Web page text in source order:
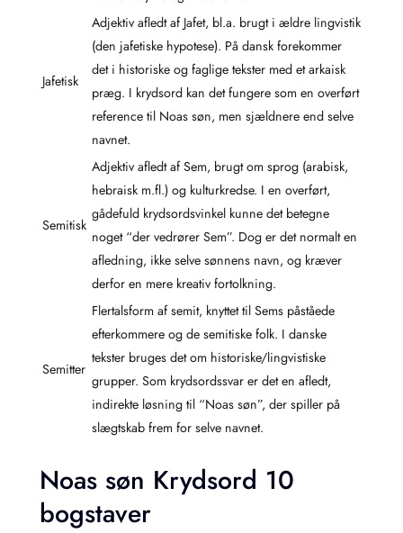
Jafetisk
Adjektiv afledt af Jafet, bl.a. brugt i ældre lingvistik
(den jafetiske hypotese). På dansk forekommer
det i historiske og faglige tekster med et arkaisk
præg. I krydsord kan det fungere som en overført
reference til Noas søn, men sjældnere end selve
navnet.
Semitisk
Adjektiv afledt af Sem, brugt om sprog (arabisk,
hebraisk m.fl.) og kulturkredse. I en overført,
gådefuld krydsordsvinkel kunne det betegne
noget “der vedrører Sem”. Dog er det normalt en
afledning, ikke selve sønnens navn, og kræver
derfor en mere kreativ fortolkning.
Semitter
Flertalsform af semit, knyttet til Sems påståede
efterkommere og de semitiske folk. I danske
tekster bruges det om historiske/lingvistiske
grupper. Som krydsordssvar er det en afledt,
indirekte løsning til “Noas søn”, der spiller på
slægtskab frem for selve navnet.
Noas søn Krydsord 10
bogstaver